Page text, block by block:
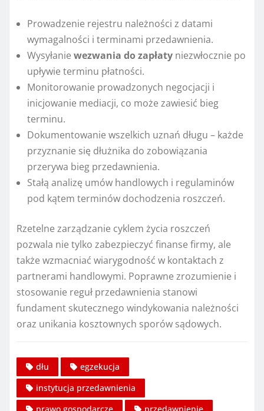
Prowadzenie rejestru należności z datami
wymagalności i terminami przedawnienia.
Wysyłanie wezwania do zapłaty niezwłocznie po
upływie terminu płatności.
Monitorowanie prowadzonych negocjacji i
inicjowanie mediacji, co może zawiesić bieg
terminu.
Dokumentowanie wszelkich uznań długu – każde
przyznanie się dłużnika do zobowiązania
przerywa bieg przedawnienia.
Stałą analizę umów handlowych i regulaminów
pod kątem terminów dochodzenia roszczeń.
Rzetelne zarządzanie cyklem życia roszczeń
pozwala nie tylko zabezpieczyć finanse firmy, ale
także wzmacniać wiarygodność w kontaktach z
partnerami handlowymi. Poprawne zrozumienie i
stosowanie reguł przedawnienia stanowi
fundament skutecznego windykowania należności
oraz unikania kosztownych sporów sądowych.
dłu
egzekucja
instytucja przedawnienia